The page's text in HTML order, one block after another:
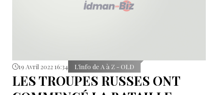
19 Avril 2022 16:34 L’info de A à Z - OLD
LES TROUPES RUSSES ONT